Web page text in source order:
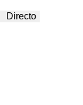
Directo